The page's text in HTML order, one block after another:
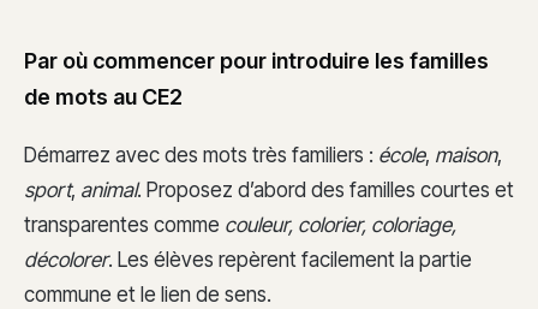
Par où commencer pour introduire les familles
de mots au CE2
Démarrez avec des mots très familiers : école, maison,
sport, animal. Proposez d’abord des familles courtes et
transparentes comme couleur, colorier, coloriage,
décolorer. Les élèves repèrent facilement la partie
commune et le lien de sens.